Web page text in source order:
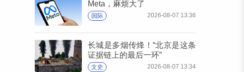
Meta，麻烦大了
国际 2026-08-07 13:36
长城是多烟传烽！“北京是这条
证据链上的最后一环”
文史 2026-08-07 13:34